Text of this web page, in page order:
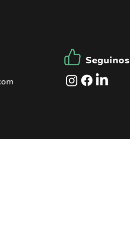
Seguinos